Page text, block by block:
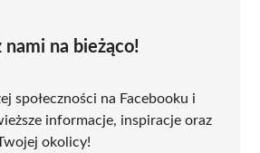
nami na bieżąco!
społeczności na Facebooku i
informacje, inspiracje oraz
okolicy!